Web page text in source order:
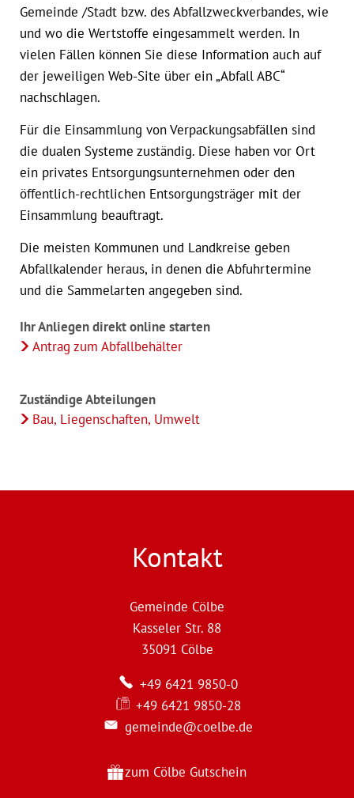
Ihr Anliegen direkt online starten
Antrag zum Abfallbehälter
Gemeinde /Stadt bzw. des Abfallzweckverbandes, wie
und wo die Wertstoffe eingesammelt werden. In
vielen Fällen können Sie diese Information auch auf
der jeweiligen Web-Site über ein „Abfall ABC“
nachschlagen.
Für die Einsammlung von Verpackungsabfällen sind
die dualen Systeme zuständig. Diese haben vor Ort
ein privates Entsorgungsunternehmen oder den
öffentlich-rechtlichen Entsorgungsträger mit der
Einsammlung beauftragt.
Die meisten Kommunen und Landkreise geben
Abfallkalender heraus, in denen die Abfuhrtermine
und die Sammelarten angegeben sind.
Zuständige Abteilungen
Bau, Liegenschaften, Umwelt
Kontakt
Gemeinde Cölbe
Kasseler Str. 88
35091 Cölbe
+49 6421 9850-0
+49 6421 9850-28
gemeinde@coelbe.de
zum Cölbe Gutschein